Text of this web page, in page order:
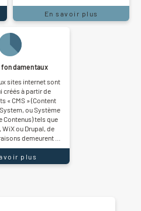
En savoir plus
fondamentaux
sites internet sont
créés à partir de
« CMS » (Content
ou Système
Contenus) tels que
ou Drupal, de
demeurent …
plus